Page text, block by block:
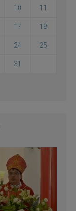
10 11
17 18
24 25
31